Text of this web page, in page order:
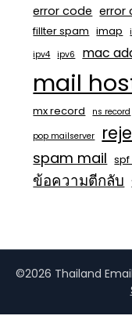
error code error
fillter spam imap
ipv4
ipv6 mac
mail
mx record
ns record
pop mailserver
spam mail
ข้อความตีกลับ
©2026 Thailand